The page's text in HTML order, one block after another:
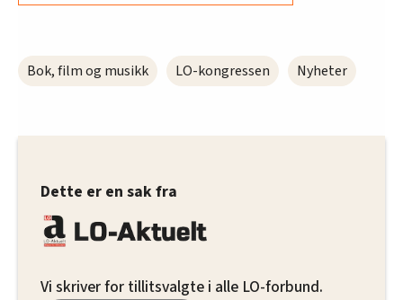
Bok, film og musikk LO-kongressen Nyheter
Dette er en sak fra
Vi skriver for tillitsvalgte i alle LO-forbund.